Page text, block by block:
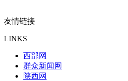
友情链接
LINKS
西部网
群众新闻网
陕西网